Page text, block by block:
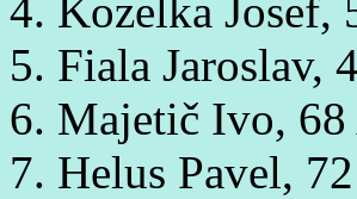
4. Kozelka Josef,
5. Fiala Jaroslav,
6. Majetič Ivo, 68
7. Helus Pavel,